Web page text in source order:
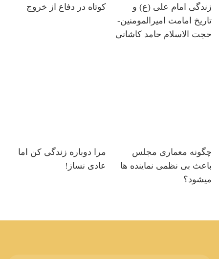
زندگی امام علی (ع) و
تاریخ امامت امیرالمومنین-
حجت الاسلام حامد کاشانی
کوتاه در دفاع از خروج
چگونه معماری مجلس
باعث بی نظمی نماینده ها
میشود؟
مرا دوباره زندگی کن اما
عادی نساز!